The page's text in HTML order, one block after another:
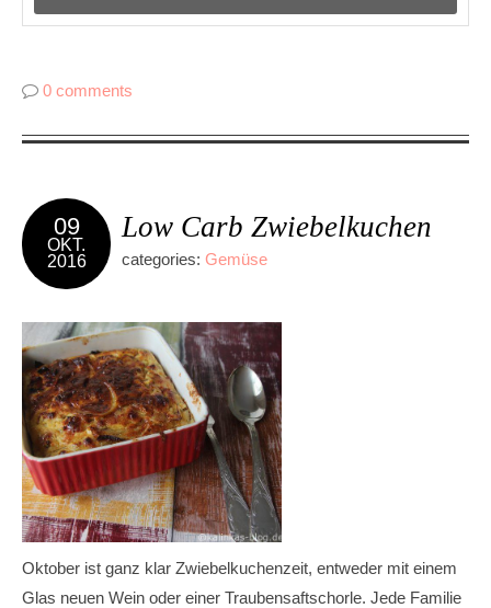
0 comments
09
OKT.
2016
Low Carb Zwiebelkuchen
categories: Gemüse
Oktober ist ganz klar Zwiebelkuchenzeit, entweder mit einem
Glas neuen Wein oder einer Traubensaftschorle. Jede Familie